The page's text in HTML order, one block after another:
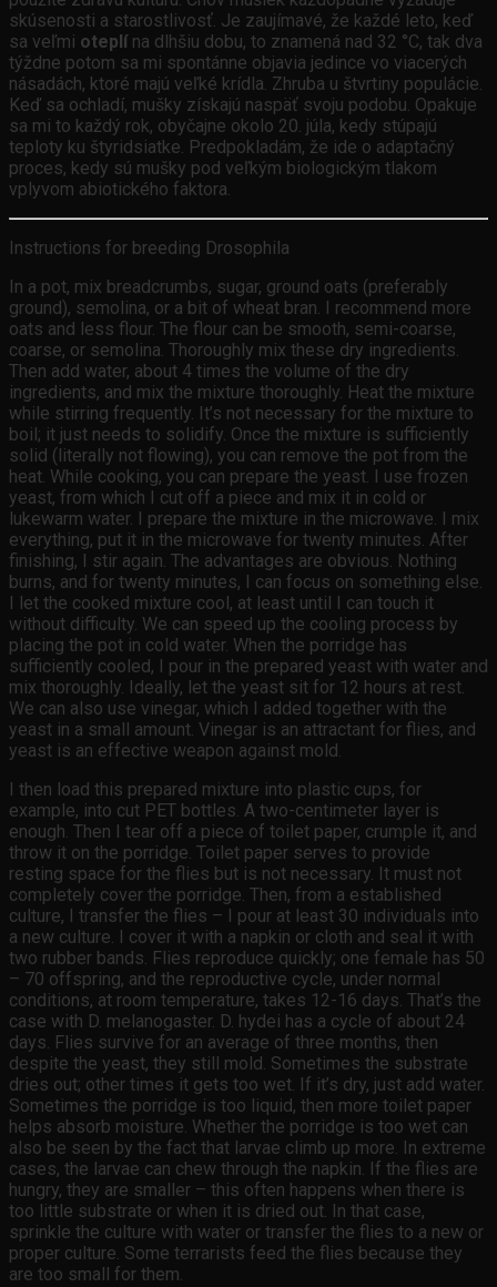
skúsenosti a starostlivosť. Je zaujímavé, že každé leto, keď
sa veľmi oteplína dlhšiu dobu, to znamená nad 32 °C, tak dva
týždne potom sa mi spontánne objavia jedince vo viacerých
násadách, ktoré majú veľké krídla. Zhruba u štvrtiny populácie.
Keď sa ochladí, mušky získajú naspäť svoju podobu. Opakuje
sa mi to každý rok, obyčajne okolo 20. júla, kedy stúpajú
teploty ku štyridsiatke. Predpokladám, že ide o adaptačný
proces, kedy sú mušky pod veľkým biologickým tlakom
vplyvom abiotického faktora.
Instructions for breeding Drosophila
In a pot, mix breadcrumbs, sugar, ground oats (preferably
ground), semolina, or a bit of wheat bran. I recommend more
oats and less flour. The flour can be smooth, semi-coarse,
coarse, or semolina. Thoroughly mix these dry ingredients.
Then add water, about 4 times the volume of the dry
ingredients, and mix the mixture thoroughly. Heat the mixture
while stirring frequently. It’s not necessary for the mixture to
boil; it just needs to solidify. Once the mixture is sufficiently
solid (literally not flowing), you can remove the pot from the
heat. While cooking, you can prepare the yeast. I use frozen
yeast, from which I cut off a piece and mix it in cold or
lukewarm water. I prepare the mixture in the microwave. I mix
everything, put it in the microwave for twenty minutes. After
finishing, I stir again. The advantages are obvious. Nothing
burns, and for twenty minutes, I can focus on something else.
I let the cooked mixture cool, at least until I can touch it
without difficulty. We can speed up the cooling process by
placing the pot in cold water. When the porridge has
sufficiently cooled, I pour in the prepared yeast with water and
mix thoroughly. Ideally, let the yeast sit for 12 hours at rest.
We can also use vinegar, which I added together with the
yeast in a small amount. Vinegar is an attractant for flies, and
yeast is an effective weapon against mold.
I then load this prepared mixture into plastic cups, for
example, into cut PET bottles. A two-centimeter layer is
enough. Then I tear off a piece of toilet paper, crumple it, and
throw it on the porridge. Toilet paper serves to provide
resting space for the flies but is not necessary. It must not
completely cover the porridge. Then, from a established
culture, I transfer the flies – I pour at least 30 individuals into
a new culture. I cover it with a napkin or cloth and seal it with
two rubber bands. Flies reproduce quickly; one female has 50
– 70 offspring, and the reproductive cycle, under normal
conditions, at room temperature, takes 12-16 days. That’s the
case with D. melanogaster. D. hydei has a cycle of about 24
days. Flies survive for an average of three months, then
despite the yeast, they still mold. Sometimes the substrate
dries out; other times it gets too wet. If it’s dry, just add water.
Sometimes the porridge is too liquid, then more toilet paper
helps absorb moisture. Whether the porridge is too wet can
also be seen by the fact that larvae climb up more. In extreme
cases, the larvae can chew through the napkin. If the flies are
hungry, they are smaller – this often happens when there is
too little substrate or when it is dried out. In that case,
sprinkle the culture with water or transfer the flies to a new or
proper culture. Some terrarists feed the flies because they
are too small for them.